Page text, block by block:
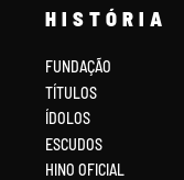
HISTÓRIA
FUNDAÇÃO
TÍTULOS
ÍDOLOS
ESCUDOS
HINO OFICIAL